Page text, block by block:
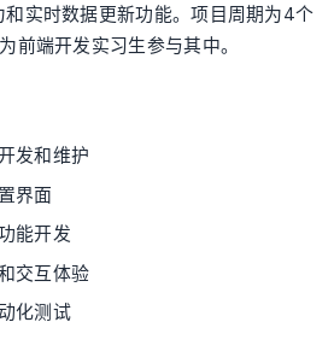
实时数据更新功能。项目周期为4个
前端开发实习生参与其中。
发和维护
界面
能开发
交互体验
化测试